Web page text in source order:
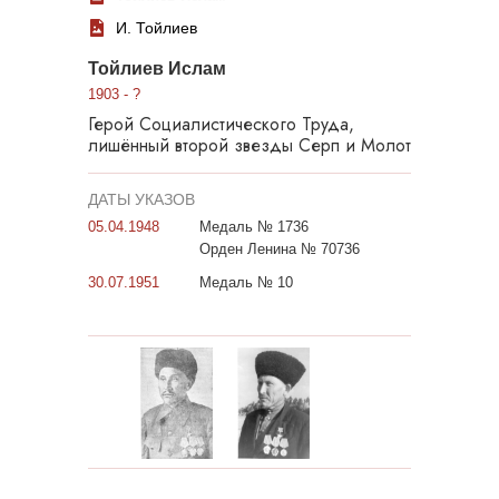
И. Тойлиев
Тойлиев Ислам
1903 - ?
Герой Социалистического Труда,
лишённый второй звезды Серп и Молот
ДАТЫ УКАЗОВ
05.04.1948
Медаль № 1736
Орден Ленина № 70736
30.07.1951
Медаль № 10